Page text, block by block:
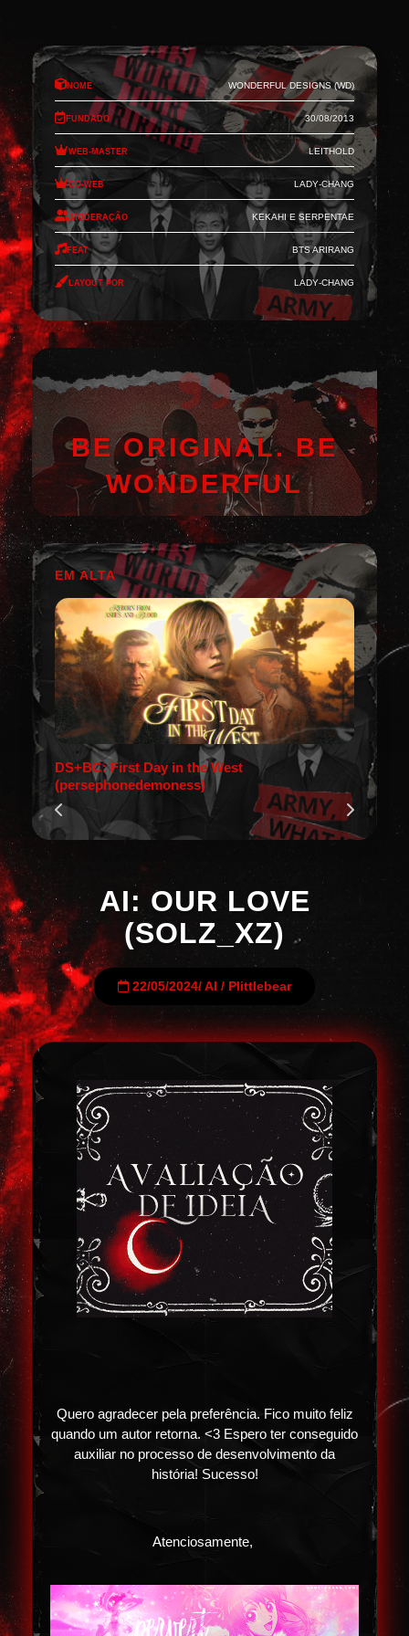
Nome Wonderful Designs (WD)
Fundado 30/08/2013
Web-Master Leithold
Co-Web Lady-Chang
Moderação Kekahi e Serpentae
Feat BTS Arirang
Layout por Lady-Chang
BE ORIGINAL. BE
WONDERFUL
EM ALTA
DS+BC: First Day in the West
(persephonedemoness)
AI: OUR LOVE
(SOLZ_XZ)
22/05/2024/ AI / Plittlebear
Quero agradecer pela preferência. Fico muito feliz
quando um autor retorna. <3 Espero ter conseguido
auxiliar no processo de desenvolvimento da
história! Sucesso!
Atenciosamente,